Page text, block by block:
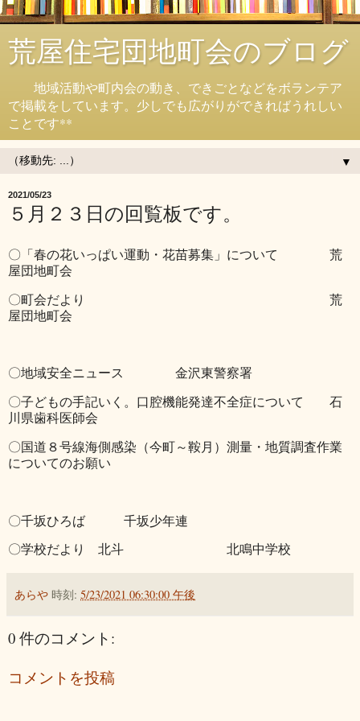
荒屋住宅団地町会のブログ
地域活動や町内会の動き、できごとなどをボランテア
で掲載をしています。少しでも広がりができればうれしい
ことです**
▼
2021/05/23
５月２３日の回覧板です。
〇「春の花いっぱい運動・花苗募集」について 荒
屋団地町会
〇町会だより 荒
屋団地町会
〇地域安全ニュース 金沢東警察署
〇子どもの手記いく。口腔機能発達不全症について 石
川県歯科医師会
〇国道８号線海側感染（今町～鞍月）測量・地質調査作業
についてのお願い
〇千坂ひろば 千坂少年連
〇学校だより 北斗 北鳴中学校
あらや 時刻: 5/23/2021 06:30:00 午後
0 件のコメント:
コメントを投稿